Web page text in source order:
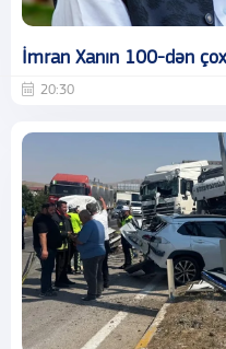
İmran Xanın 100-dən
20:30